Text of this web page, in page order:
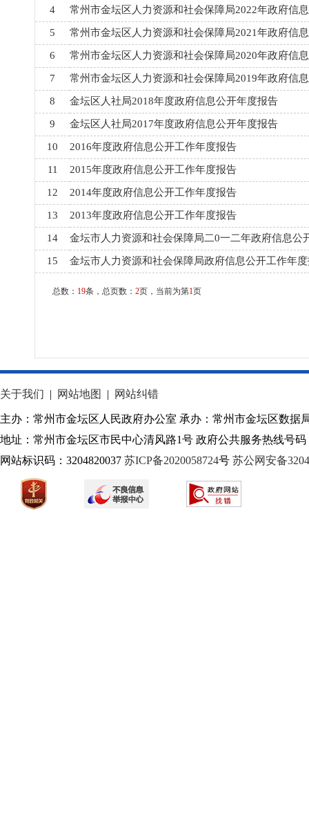
关于我们 | 网站地图 | 网站纠错
主办：常州市金坛区人民政府办公室 承办：常州市金坛区数据
地址：常州市金坛区市民中心清风路1号 政府公共服务热线号码
网站标识码：3204820037 苏ICP备2020058724号 苏公网安备